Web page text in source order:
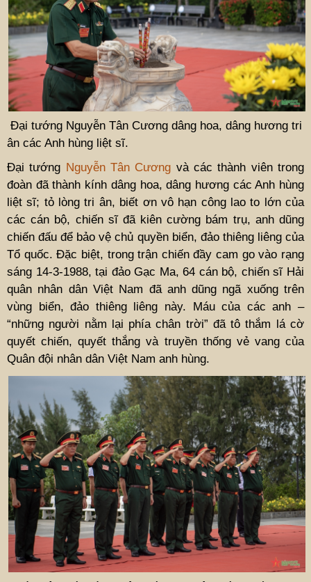
Đại tướng Nguyễn Tân Cương dâng hoa, dâng hương tri
ân các Anh hùng liệt sĩ.
Đại tướng Nguyễn Tân Cương và các thành viên trong
đoàn đã thành kính dâng hoa, dâng hương các Anh hùng
liệt sĩ; tỏ lòng tri ân, biết ơn vô hạn công lao to lớn của
các cán bộ, chiến sĩ đã kiên cường bám trụ, anh dũng
chiến đấu để bảo vệ chủ quyền biển, đảo thiêng liêng của
Tổ quốc. Đặc biệt, trong trận chiến đầy cam go vào rạng
sáng 14-3-1988, tại đảo Gạc Ma, 64 cán bộ, chiến sĩ Hải
quân nhân dân Việt Nam đã anh dũng ngã xuống trên
vùng biển, đảo thiêng liêng này. Máu của các anh –
“những người nằm lại phía chân trời” đã tô thắm lá cờ
quyết chiến, quyết thắng và truyền thống vẻ vang của
Quân đội nhân dân Việt Nam anh hùng.